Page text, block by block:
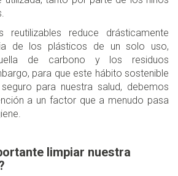
reduce drásticamente
de los plásticos de un solo uso,
de carbono y los residuos
para que este hábito sostenible
para nuestra salud, debemos
a un factor que a menudo pasa
limpiar nuestra